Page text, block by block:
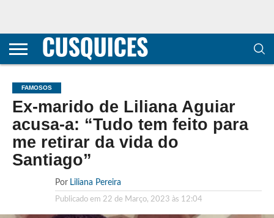
CONTACTOS
HOME
POLÍTICA DE
E COOKIES
SOBRE
TERMOS E
TRANSPARÊNCIA
METODOLOGIA
FAMOSOS
Ex-marido de Liliana Aguiar
acusa-a: “Tudo tem feito para
me retirar da vida do
Santiago”
Por Liliana Pereira
Publicado em 22 de Março, 2023 às 12:04